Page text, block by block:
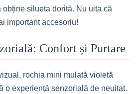
obține silueta dorită. Nu uita că
important accesoriu!
Confort și Purtare
rochia mini mulată violetă
o experiență senzorială de neuitat.